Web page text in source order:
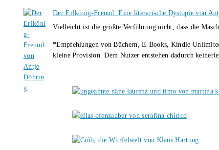
Der Erlkönig-Freund: Eine literarische Dystopie von
Vielleicht ist die größte Verführung nicht, dass die
*Empfehlungen von Büchern, E-Books, Kindle
kleine Provision. Dem Nutzer entstehen dadurch